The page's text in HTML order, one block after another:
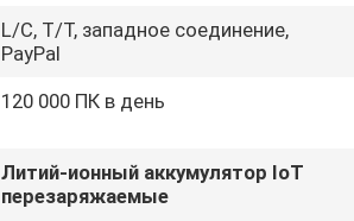
L/C, T/T, западное соединение,
PayPal
120 000 ПК в день
Литий-ионный аккумулятор IoT
перезаряжаемые